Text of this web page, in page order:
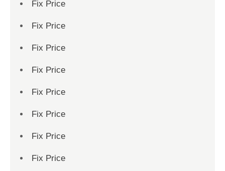
Fix Price
Fix Price
Fix Price
Fix Price
Fix Price
Fix Price
Fix Price
Fix Price